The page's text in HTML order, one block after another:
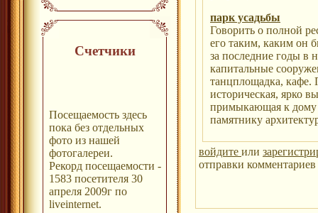
Счетчики
Посещаемость здесь
пока без отдельных
фото из нашей
фотогалереи.
Рекорд посещаемости -
1583 посетителя 30
апреля 2009г по
liveinternet.
парк усадьбы
Говорить о полной
его таким, каким он
за последние годы в
капитальные
танцплощадка, кафе.
историческая, ярко
примыкающая к дому
памятнику
войдите или
отправки